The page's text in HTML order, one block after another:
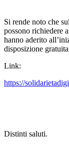
Si rende noto che
possono richiedere
hanno aderito
disposizione
Link:
https://
Distinti saluti.